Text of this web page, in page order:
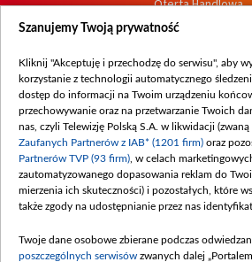
Oferta Handlowa
Dostępność
Procedura zgłoszeń
Szanujemy Twoją prywatność
Kliknij "Akceptuję i przechodzę do serwisu", aby
korzystanie z technologii automatycznego
dostęp do informacji na Twoim urządzeniu
przechowywanie oraz na przetwarzanie Twoich
nas, czyli Telewizję Polską S.A. w likwidacji (zwaną
Zaufanych Partnerów z IAB* (1201 firm) oraz
Partnerów TVP (93 firm) , w celach
zautomatyzowanego dopasowania reklam do
mierzenia ich skuteczności) i pozostałych, które
także zgody na udostępnianie przez nas
Twoje dane osobowe zbierane podczas
poszczególnych serwisów zwanych dalej